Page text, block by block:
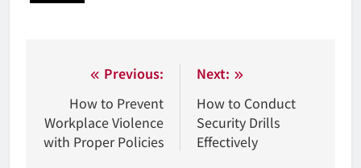
Nawigacja
wpisu
Previous:
How to Prevent
Workplace Violence
with Proper Policies
Next:
How to Conduct
Security Drills
Effectively